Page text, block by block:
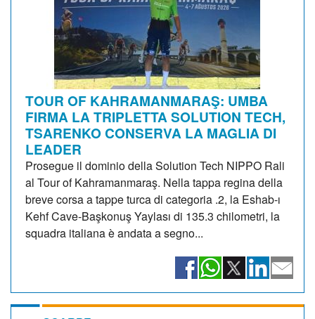
TOUR OF KAHRAMANMARAŞ: UMBA
FIRMA LA TRIPLETTA SOLUTION TECH,
TSARENKO CONSERVA LA MAGLIA DI
LEADER
Prosegue il dominio della Solution Tech NIPPO Rali
al Tour of Kahramanmaraş. Nella tappa regina della
breve corsa a tappe turca di categoria .2, la Eshab-ı
Kehf Cave-Başkonuş Yaylası di 135.3 chilometri, la
squadra italiana è andata a segno...